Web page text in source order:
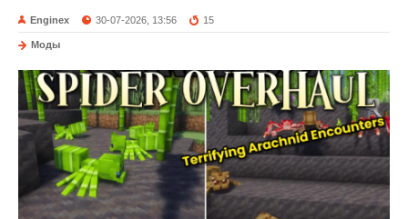
Enginex 30-07-2026, 13:56 15
Моды